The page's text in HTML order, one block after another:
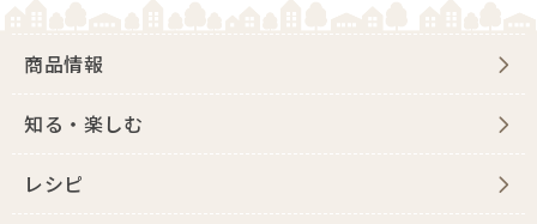
商品情報
知る・楽しむ
レシピ